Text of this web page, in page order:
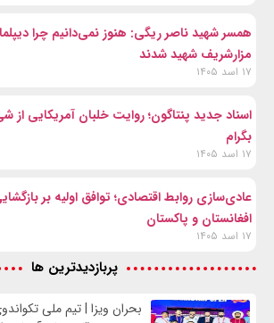
همسر شهید ناصر ریگی: هنوز نمی‌دانیم چرا
مزارشریف شهید شدند
۱۷ اسد ۱۴۰۵
اسناد جدید پنتاگون؛ روایت خلبان آمریکایی از
بگرام
۱۷ اسد ۱۴۰۵
عادی‌سازی روابط اقتصادی؛ توافق اولیه بر
افغانستان و پاکستان
۱۷ اسد ۱۴۰۵
پربازدیدترین ها
بحران ویزا | تیم ملی